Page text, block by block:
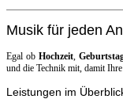
Musik für jeden
Egal obHochzeit ,
und die Technik mit, damit
Leistungen im